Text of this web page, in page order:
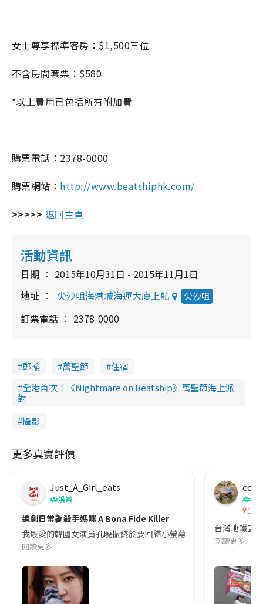
女士尊享標準客房：$1,500三位
不含房間套票：$580
*以上費用已包括所有附加費
購票電話：2378-0000
購票網站： http://www.beatshiphk.com/
>>>>> 返回主頁
活動資訊
日期
2015年10月31日 - 2015年11月1日
地址
尖沙咀海港城海運大廈上船 尖沙咀
訂票電話 2378-0000
郵輪 萬聖節
住宿
全港首次！《Nightmare on Beatship》萬聖節海上派
對
攝影
更多真實評價
Just_A_Girl_eats
娛樂
追劇日常🎬 殺手媽咪 A Bona Fide Killer
我最愛的韓國女演員孔曉振終於要回歸小螢幕啦!這次的劇本改編
閱讀更多
co
吹
台灣
台灣地鐵宣
閱讀更多